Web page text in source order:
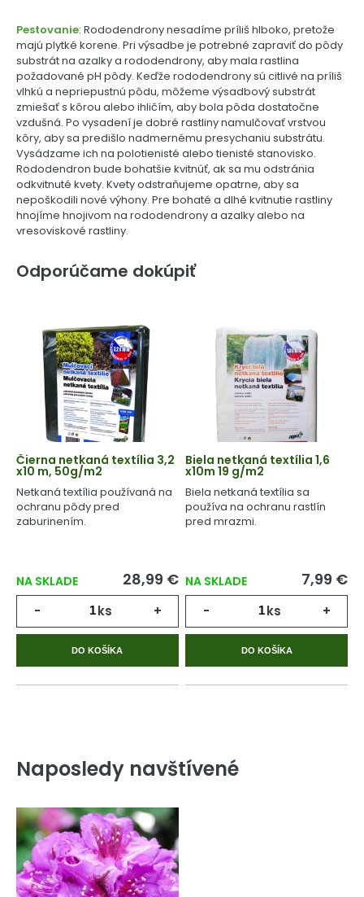
Pestovanie: Rododendrony nesadíme príliš hlboko, pretože
majú plytké korene. Pri výsadbe je potrebné zapraviť do pôdy
substrát na azalky a rododendrony, aby mala rastlina
požadované pH pôdy. Keďže rododendrony sú citlivé na príliš
vlhkú a nepriepustnú pôdu, môžeme výsadbový substrát
zmiešať s kôrou alebo ihličím, aby bola pôda dostatočne
vzdušná. Po vysadení je dobré rastliny namulčovať vrstvou
kôry, aby sa predišlo nadmernému presychaniu substrátu.
Vysádzame ich na polotienisté alebo tienisté stanovisko.
Rododendron bude bohatšie kvitnúť, ak sa mu odstránia
odkvitnuté kvety. Kvety odstraňujeme opatrne, aby sa
nepoškodili nové výhony. Pre bohaté a dlhé kvitnutie rastliny
hnojíme hnojivom na rododendrony a azalky alebo na
vresoviskové rastliny.
Odporúčame dokúpiť
Čierna netkaná textília 3,2
x10 m, 50g/m2
Netkaná textília používaná na
ochranu pôdy pred
zaburinením.
NA SKLADE 28,99 €
- ks +
DO KOŠÍKA
Biela netkaná textília 1,6
x10m 19 g/m2
Biela netkaná textília sa
používa na ochranu rastlín
pred mrazmi.
NA SKLADE 7,99 €
- ks +
DO KOŠÍKA
Naposledy navštívené